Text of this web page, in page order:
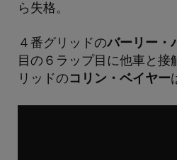
ら失格。
４番グリッドのバーリー・
目の６ラップ目に他車と接
リッドのコリン・ベイヤー